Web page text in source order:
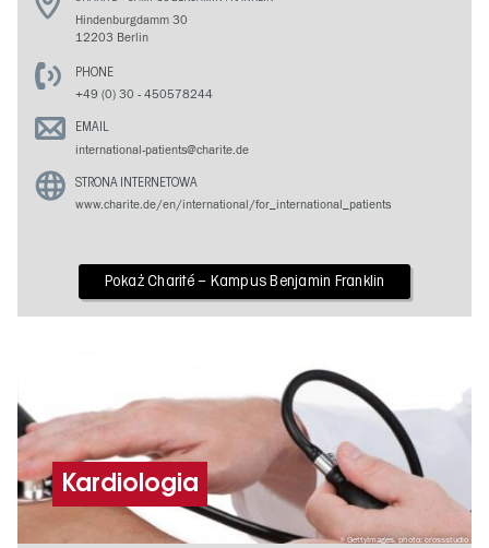
Hindenburgdamm 30
12203 Berlin
PHONE
+49 (0) 30 - 450578244
EMAIL
international-patients@charite.de
STRONA INTERNETOWA
www.charite.de/en/international/for_international_patients
Pokaż Charité – Kampus Benjamin Franklin
GettyImages, photo: crossstudio
Kardiologia